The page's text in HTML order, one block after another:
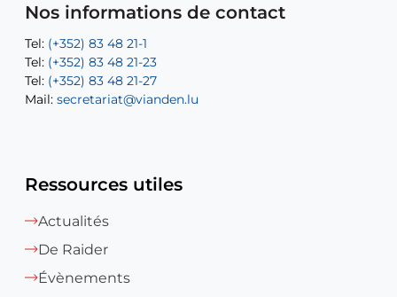
Nos informations de contact
Tel: (+352) 83 48 21-1
Tel: (+352) 83 48 21-23
Tel: (+352) 83 48 21-27
Mail: secretariat@vianden.lu
Tel: (+352) 83 48 21-20
Tel: (+352) 83 48 21-22
Mail:sofia.carvalho@vianden.lu
Mail: diane.storn@vianden.lu
Mail:recette@vianden.lu
Tel:(+352) 83 48 21-31
Tel:Permanence (Fuite d’eau) : 83 48 21 61
Ressources utiles
Actualités
De Raider
Évènements